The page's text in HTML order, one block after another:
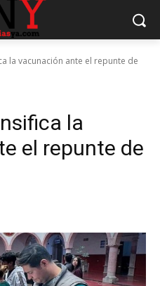
la vacunación ante el repunte de
la
el repunte de